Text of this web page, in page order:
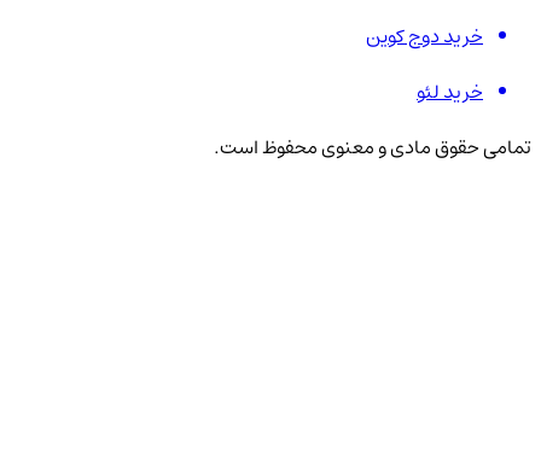
خرید دوج کوین
خرید لئو
تمامی حقوق مادی و معنوی محفوظ است.